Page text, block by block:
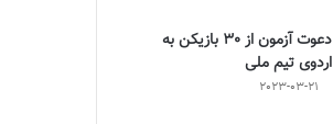
دعوت آزمون از 30 بازیکن به
اردوی تیم ملی
2023-03-21